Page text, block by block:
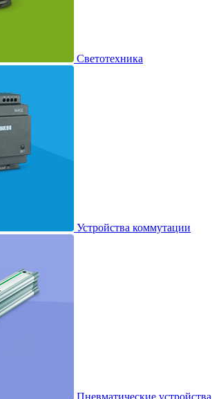
Светотехника
Устройства коммутации
Пневматические устройства